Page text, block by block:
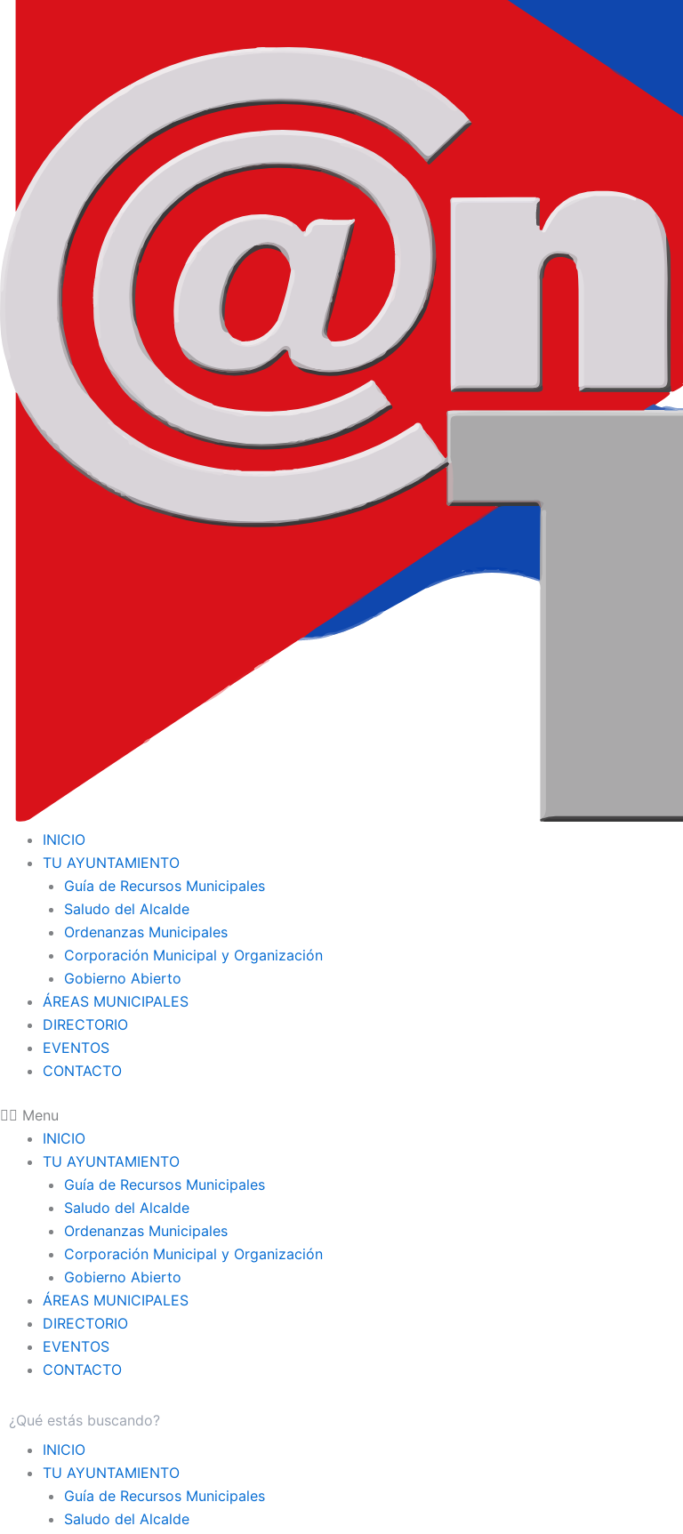
INICIO
TU AYUNTAMIENTO
Guía de Recursos Municipales
Saludo del Alcalde
Ordenanzas Municipales
Corporación Municipal y Organización
Gobierno Abierto
ÁREAS MUNICIPALES
DIRECTORIO
EVENTOS
CONTACTO
Menu
INICIO
TU AYUNTAMIENTO
Guía de Recursos Municipales
Saludo del Alcalde
Ordenanzas Municipales
Corporación Municipal y Organización
Gobierno Abierto
ÁREAS MUNICIPALES
DIRECTORIO
EVENTOS
CONTACTO
INICIO
TU AYUNTAMIENTO
Guía de Recursos Municipales
Saludo del Alcalde